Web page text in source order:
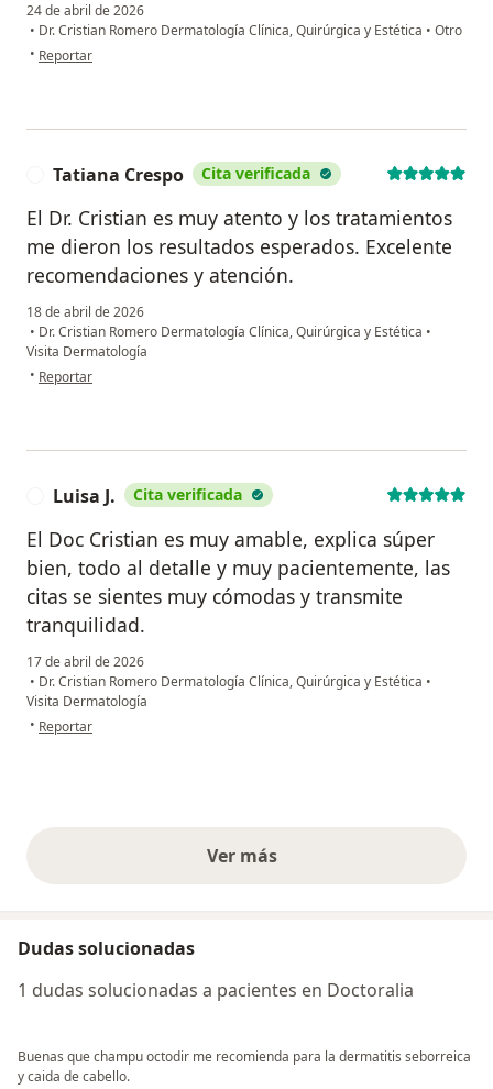
24 de abril de 2026
• Dr. Cristian Romero Dermatología Clínica, Quirúrgica y Estética • Otro
• en opinión del usuario Kevin Becerra Cano
Reportar
Tatiana Crespo Cita verificada
El Dr. Cristian es muy atento y los tratamientos
me dieron los resultados esperados. Excelente
recomendaciones y atención.
18 de abril de 2026
• Dr. Cristian Romero Dermatología Clínica, Quirúrgica y Estética •
Visita Dermatología
• en opinión del usuario Tatiana Crespo
Reportar
Luisa J. Cita verificada
El Doc Cristian es muy amable, explica súper
bien, todo al detalle y muy pacientemente, las
citas se sientes muy cómodas y transmite
tranquilidad.
17 de abril de 2026
• Dr. Cristian Romero Dermatología Clínica, Quirúrgica y Estética •
Visita Dermatología
• en opinión del usuario Luisa J.
Reportar
Ver másopiniones anteriores
Dudas solucionadas
1 dudas solucionadas a pacientes en Doctoralia
Buenas que champu octodir me recomienda para la dermatitis seborreica
y caida de cabello.